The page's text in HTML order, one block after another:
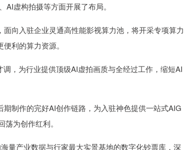
虚构拍摄等方面开展了布局。
向入驻企业灵通高性能影视算力池，将开采专项算力
利的算力资源。
，为行业提供顶级AI虚拍画质与全经过工作，缩短AI
制作的完好AI创作链路，为入驻神色提供一站式AIG
为创作红利。
产业数据与行家最大实景基地的数字化钞票库，深